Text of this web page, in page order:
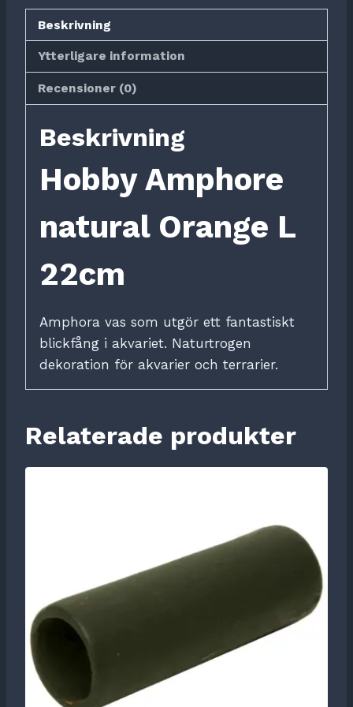
Beskrivning
Ytterligare information
Recensioner (0)
Beskrivning
Hobby Amphore
natural Orange L
22cm
Amphora vas som utgör ett fantastiskt
blickfång i akvariet. Naturtrogen
dekoration för akvarier och terrarier.
Relaterade produkter